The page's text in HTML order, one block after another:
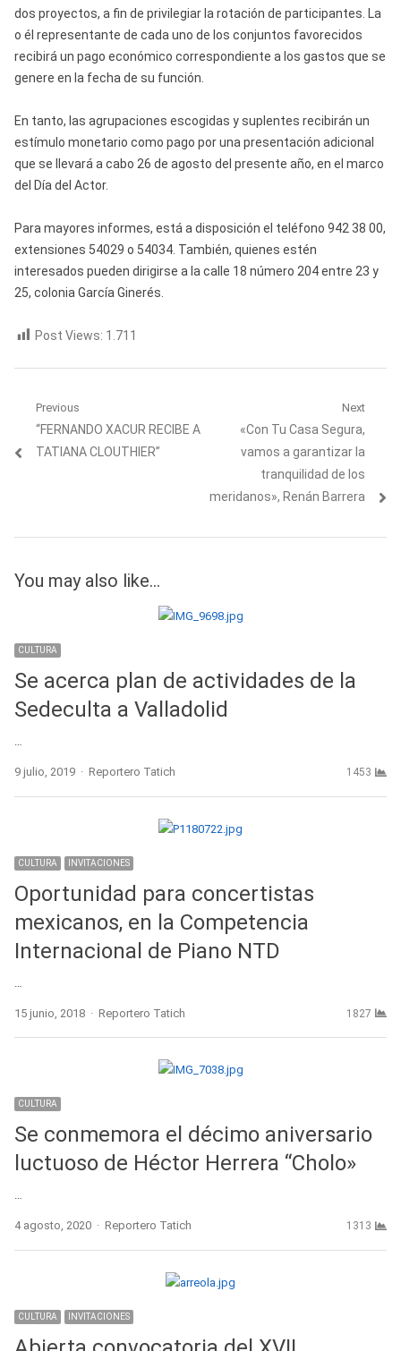
dos proyectos, a fin de privilegiar la rotación de participantes. La
o él representante de cada uno de los conjuntos favorecidos
recibirá un pago económico correspondiente a los gastos que se
genere en la fecha de su función.
En tanto, las agrupaciones escogidas y suplentes recibirán un
estímulo monetario como pago por una presentación adicional
que se llevará a cabo 26 de agosto del presente año, en el marco
del Día del Actor.
Para mayores informes, está a disposición el teléfono 942 38 00,
extensiones 54029 o 54034. También, quienes estén
interesados pueden dirigirse a la calle 18 número 204 entre 23 y
25, colonia García Ginerés.
Post Views: 1.711
Navegación
de
Previous
Previous
post:
“FERNANDO XACUR RECIBE A
TATIANA CLOUTHIER”
Next
Next
post:
«Con Tu Casa Segura,
vamos a garantizar la
tranquilidad de los
meridanos», Renán Barrera
You may also like...
CULTURA
Se acerca plan de actividades de la
Sedeculta a Valladolid
9 julio, 2019 Author
Reportero Tatich 1453
CULTURA INVITACIONES
Oportunidad para concertistas
mexicanos, en la Competencia
Internacional de Piano NTD
15 junio, 2018 Author
Reportero Tatich 1827
CULTURA
Se conmemora el décimo aniversario
luctuoso de Héctor Herrera “Cholo»
…
4 agosto, 2020 Author
Reportero Tatich 1313
CULTURA INVITACIONES